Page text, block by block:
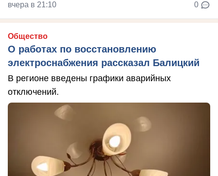
вчера в 21:10 0
Общество
О работах по восстановлению
электроснабжения рассказал Балицкий
В регионе введены графики аварийных
отключений.